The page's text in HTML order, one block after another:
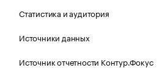
Статистика и аудитория
Источники данных
Источник отчетности Контур.Фокус